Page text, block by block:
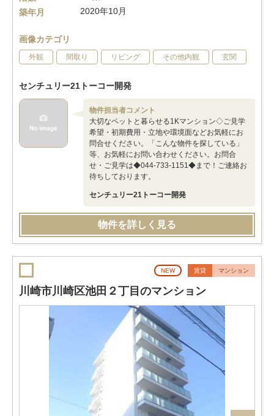
築年月
2020年10月
画像カテゴリ
外観 間取り リビング その他内観 玄関
センチュリー21トーコー開発
物件担当者コメント
大切なペットと暮らせる1Kマンション◇ご見学
希望・初期費用・立地や環境面などお気軽にお
問合せください。「こんな物件を探している」
等、お気軽にお問い合わせください。お問合
せ・ご見学は◆044-733-1151◆まで！ご連絡お
待ちしております。
センチュリー21トーコー開発
物件を詳しく見る
NEW 賃貸 マンション
川崎市川崎区池田２丁目のマンション